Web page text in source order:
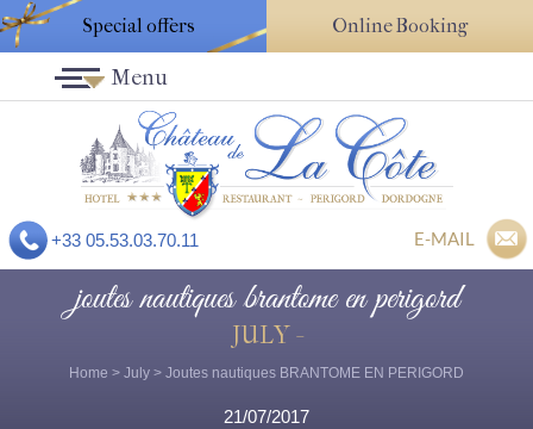
Special offers Online Booking
+33 05.53.03.70.11 E-MAIL
Menu
joutes nautiques brantome en perigord
JULY -
Home > July > Joutes nautiques BRANTOME EN PERIGORD
21/07/2017